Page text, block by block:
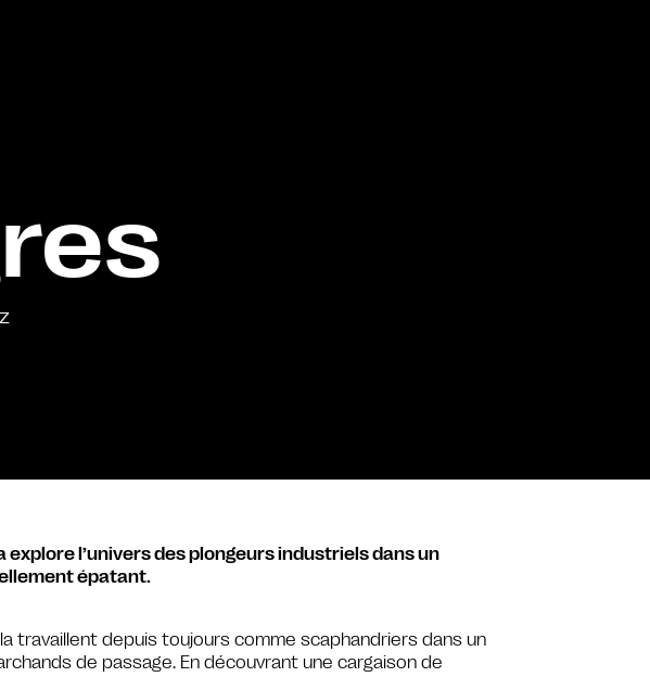
explore l’univers des plongeurs industriels dans un
épatant.
travaillent depuis toujours comme scaphandriers dans un
de passage. En découvrant une cargaison de